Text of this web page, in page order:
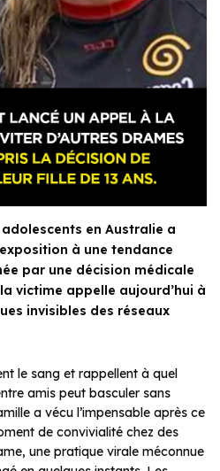
en Australie a
à une tendance
par une décision médicale
victime appelle aujourd’hui à
invisibles des réseaux
le sang et rappellent à quel
amis peut basculer sans
a vécu l’impensable après ce
de convivialité chez des
une pratique virale méconnue